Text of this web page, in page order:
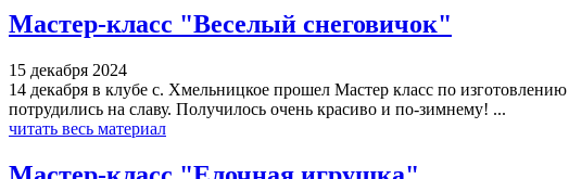
Мастер-класс "Веселый снеговичок"
15 декабря 2024
14 декабря в клубе с. Хмельницкое прошел Мастер класс по
потрудились на славу. Получилось очень красиво и по-зимнему! ...
читать весь материал